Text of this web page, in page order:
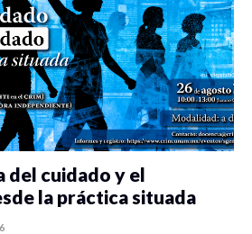
del cuidado y el
la práctica situada